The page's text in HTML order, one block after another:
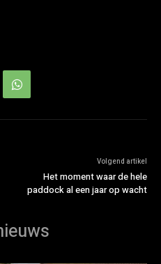
Volgend artikel
Het moment waar de hele
paddock al een jaar op wacht